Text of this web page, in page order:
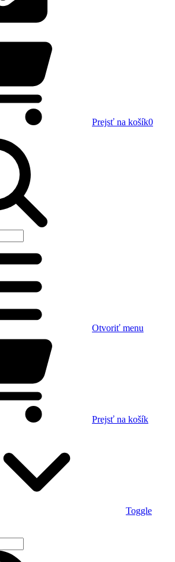
Prejsť na košík0
Otvoriť menu
Prejsť na košík
Toggle